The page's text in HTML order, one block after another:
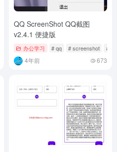
# v
QQ ScreenShot QQ截图
v2.4.1 便捷版
办公学习 # qq # screenshot # v
4年前 673